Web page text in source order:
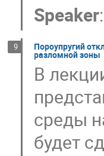
Speaker:
9 Пороупругий
разломной зоны
В
среды
будет